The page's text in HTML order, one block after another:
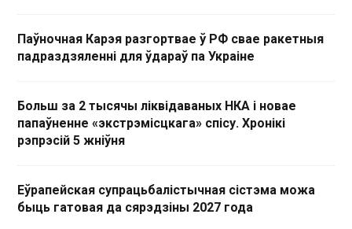
Паўночная Карэя разгортвае ў РФ свае ракетныя
падраздзяленні для ўдараў па Украіне
Больш за 2 тысячы ліквідаваных НКА і новае
папаўненне «экстрэмісцкага» спісу. Хронікі
рэпрэсій 5 жніўня
Еўрапейская супрацьбалістычная сістэма можа
быць гатовая да сярэдзіны 2027 года